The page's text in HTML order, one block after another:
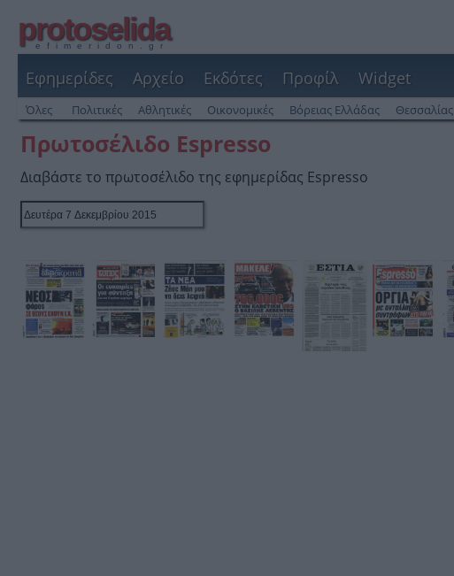
protoselida
efimeridon.gr
Εφημερίδες Αρχείο Εκδότες Προφίλ Widget
Όλες Πολιτικές Αθλητικές Οικονομικές Βόρειας Ελλάδας Θεσσαλίας
Πρωτοσέλιδο Espresso
Διαβάστε το πρωτοσέλιδο της εφημερίδας Espresso